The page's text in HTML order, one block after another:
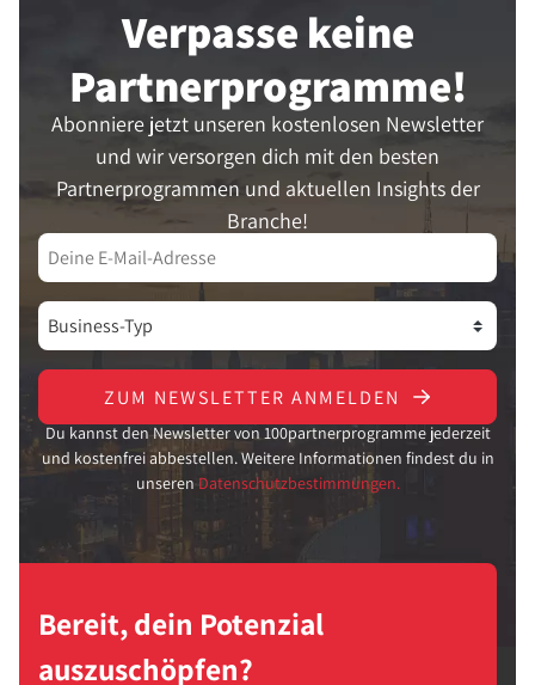
Verpasse keine
Partner­programme!
Abonniere jetzt unseren kostenlosen Newsletter
und wir versorgen dich mit den besten
Partnerprogrammen und aktuellen Insights der
Branche!
ZUM NEWSLETTER ANMELDEN
Du kannst den Newsletter von 100partnerprogramme jederzeit
und kostenfrei abbestellen. Weitere Informationen findest du in
unseren Datenschutzbestimmungen.
Bereit, dein Potenzial
auszuschöpfen?